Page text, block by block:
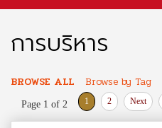
c
การบริหาร
BROWSE ALL Browse by Tag
Page 1 of 2 1 2 Next